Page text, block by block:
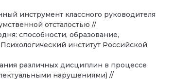
инструмент классного руководителя
отсталостью //
способности, образование,
институт Российской
различных дисциплин в процессе
нарушениями) //